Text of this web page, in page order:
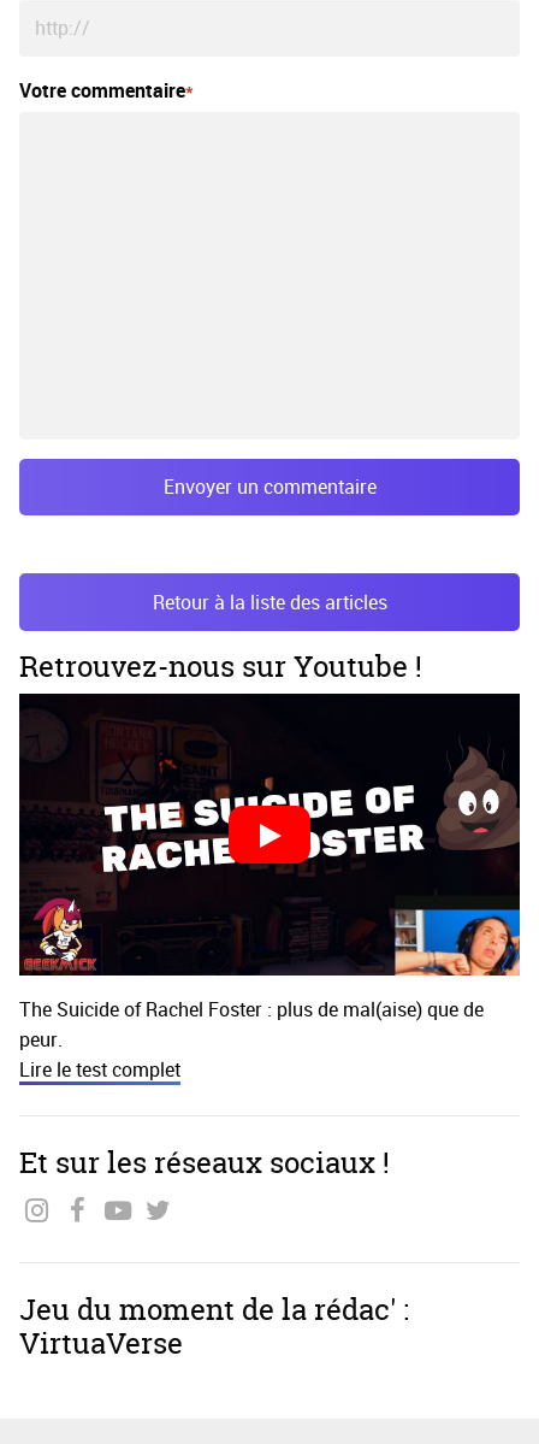
Votre commentaire
Envoyer un commentaire
Retour à la liste des articles
Retrouvez-nous sur Youtube !
The Suicide of Rachel Foster : plus de mal(aise) que de
peur.
Lire le test complet
Et sur les réseaux sociaux !
Jeu du moment de la rédac' :
VirtuaVerse